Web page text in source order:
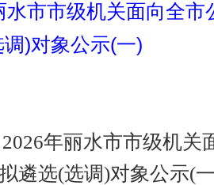
水市市级机关面向全市
)对象公示(一)
年丽水市市级机关
遴选(选调)对象公示(